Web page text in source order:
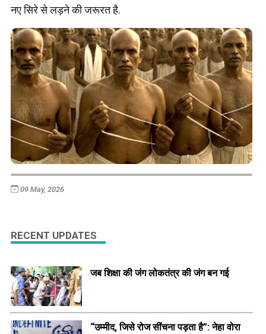
नए सिरे से लड़ने की जरूरत है.
09 May, 2026
RECENT UPDATES
जब शिक्षा की जंग लोकतंत्र की जंग बन गई
“उम्मीद, जिसे रोज सींचना पड़ता है”: नेहा वोरा